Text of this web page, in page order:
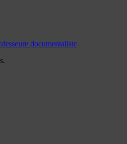
documentaliste